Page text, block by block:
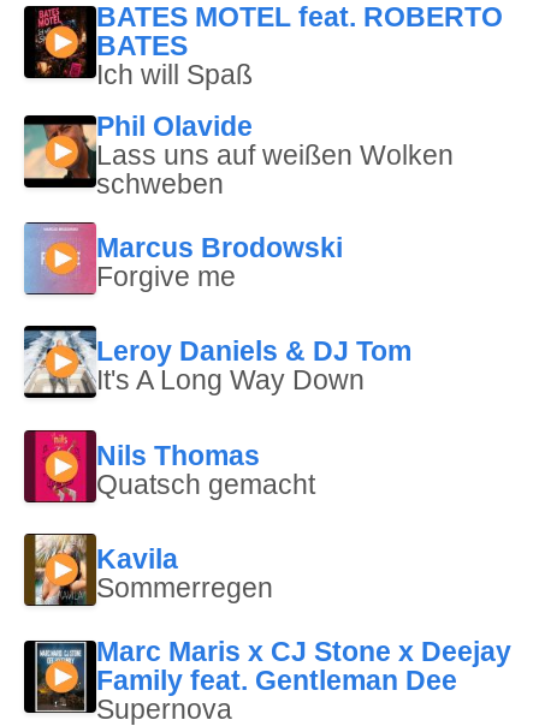
BATES MOTEL feat. ROBERTO
BATES
Ich will Spaß
Phil Olavide
Lass uns auf weißen Wolken
schweben
Marcus Brodowski
Forgive me
Leroy Daniels & DJ Tom
It's A Long Way Down
Nils Thomas
Quatsch gemacht
Kavila
Sommerregen
Marc Maris x CJ Stone x Deejay
Family feat. Gentleman Dee
Supernova